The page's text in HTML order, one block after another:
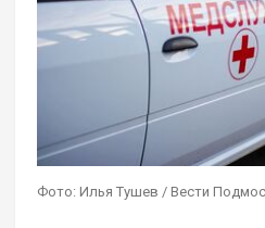
Фото: Илья Тушев / Вести